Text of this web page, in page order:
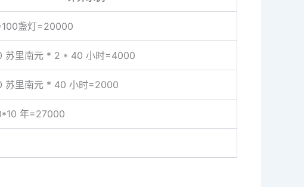
盏灯=20000
苏里南元 * 2 * 40 小时=4000
苏里南元 * 40 小时=2000
年=27000